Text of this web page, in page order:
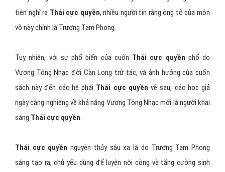
tiên nghĩ ra Thái cực quyền, nhiều người tin rằng ông tổ của môn
võ này chính là Trương Tam Phong.
Tuy nhiên, với sự phổ biến của cuốn Thái cực quyền phổ do
Vương Tông Nhạc đời Càn Long trứ tác, và ảnh hưởng của cuốn
sách này đến các hệ phái Thái cực quyền về sau, các học giả
ngày càng nghiêng về khả năng Vương Tông Nhạc mới là người khai
sáng Thái cực quyền.
Thái cực quyền nguyên thủy sâu xa là do Trương Tam Phong
sáng tạo ra, chủ yếu dùng để luyện nội công và tăng cường sinh